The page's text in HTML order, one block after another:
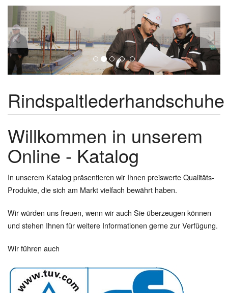
Previous
Rindspaltlederhandschuhe
Willkommen in unserem
Online - Katalog
In unserem Katalog präsentieren wir Ihnen preiswerte Qualitäts-
Produkte, die sich am Markt vielfach bewährt haben.
Wir würden uns freuen, wenn wir auch Sie überzeugen können
und stehen Ihnen für weitere Informationen gerne zur Verfügung.
Wir führen auch